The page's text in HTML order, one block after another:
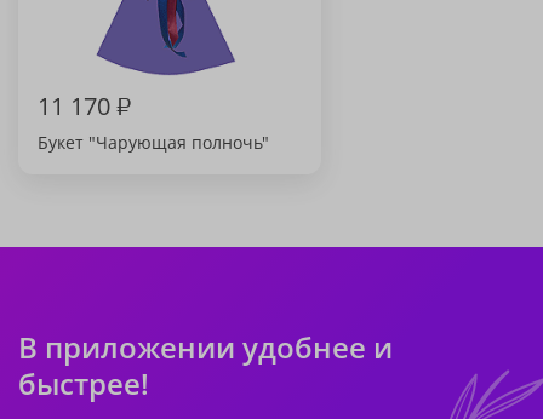
11 170₽
Букет "Чарующая полночь"
В приложении удобнее и
быстрее!